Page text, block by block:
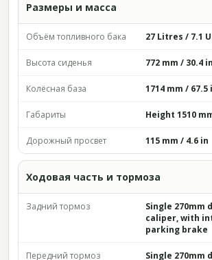
Размеры и масса
Объём топливного бака 27 Litres / 7.1
Высота сиденья 772 mm / 30.4 in
Колёсная база 1714 mm / 67.5
Габариты Height 1510
Дорожный просвет 115 mm / 4.6 in
Ходовая часть и тормоза
Задний тормоз
Single 270mm
caliper, with
parking brake
Передний тормоз
Single 270mm